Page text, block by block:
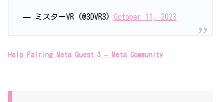
— ミスターVR (@3DVR3) October 11, 2023
Help Pairing Meta Quest 3 – Meta Community